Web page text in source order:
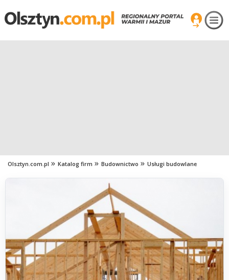
Olsztyn.com.pl Katalog firm Budownictwo Usługi budowlane